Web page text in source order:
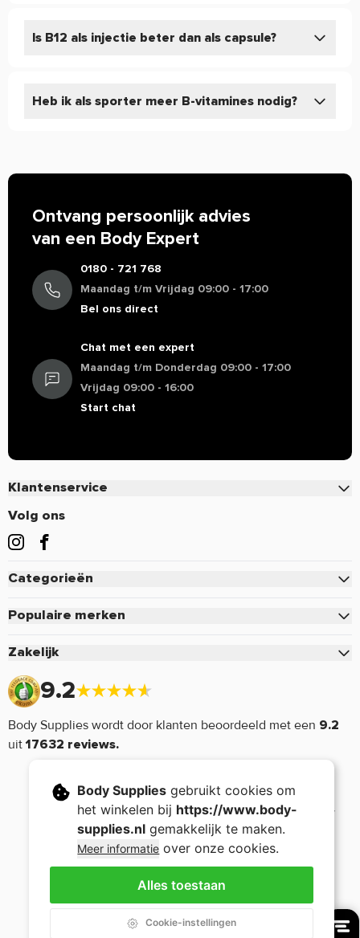
Is B12 als injectie beter dan als capsule?
Heb ik als sporter meer B-vitamines nodig?
Ontvang persoonlijk advies
van een Body Expert
0180 - 721 768
Maandag t/m Vrijdag 09:00 - 17:00
Bel ons direct
Chat met een expert
Maandag t/m Donderdag 09:00 - 17:00
Vrijdag 09:00 - 16:00
Start chat
Klantenservice
Contact
Veelgestelde vragen
Betalen
Verzenden & Bezorgen
Voordelen & Acties
Retour aanmelden
Mijn account
Bedrijfsgegevens
Volg ons
Categorieën
Pre-Workout
Sportvoeding
Vitamine & Mineralen
Aminozuren
Supplementen
Populaire merken
Optimum Nutrition
Dymatize
5% Rich Piana
Applied Nutrition
Zakelijk
Zakelijk inloggen
Aanmelden zakelijk account
Voorwaarden zakelijk account
9.2
Body Supplies wordt door klanten beoordeeld met een 9.2
uit17632 reviews.
Copyright © 2005 - 2026 Body Supplies - Nutrition -
Body Supplies gebruikt cookies om
het winkelen bij https://www.body-
supplies.nl gemakkelijk te maken.
Meer informatie over onze cookies.
Alles toestaan
Cookie-instellingen